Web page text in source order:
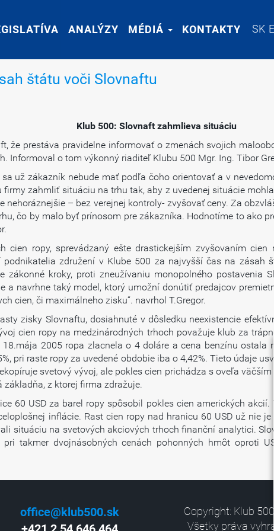
ANALÝZY MÉDIÁ KONTAKTY SK
ANALÝZY MÉDIÁ KONTAKTY SK
štátu voči Slovnaftu
Klub 500: Slovnaft zahmlieva situáciu
že prestáva pravidelne informovať o zmenách svojich
Informoval o tom výkonný riaditeľ Klubu 500 Mgr. Ing. Tibor
už zákazník nebude mať podľa čoho orientovať a v
zahmliť situáciu na trhu tak, aby z uvedenej situácie
nehoráznejšie – bez verejnej kontroly- zvyšovať ceny. Za
čo by malo byť prínosom pre zákazníka. Hodnotíme to ako
cien ropy, sprevádzaný ešte drastickejším zvyšovaním
združení v Klube 500 za najvyšší čas na zásah
zákonné kroky, proti zneužívaniu monopolného postavenia
a navrhne taký model, ktorý umožní donútiť predajcov
cien, či maximálneho zisku“. navrhol T.Gregor.
zisky Slovnaftu, dosiahnuté v dôsledku neexistencie
cien ropy na medzinárodných trhoch považuje klub za
2005 ropa zlacnela o 4 doláre a cena benzínu ostala
pri raste ropy za uvedené obdobie iba o 4,42%. Tieto údaje
svetový vývoj, ale pokles cien prichádza s oveľa väčším
základňa, z ktorej firma zdražuje.
60 USD za barel ropy spôsobil pokles cien amerických
inflácie. Rast cien ropy nad hranicu 60 USD už nie
situáciu na svetových akciových trhoch finanční analytici.
takmer dvojnásobných cenách pohonných hmôt oproti
office@klub500.sk
Copyright: Klub
Všetky práva